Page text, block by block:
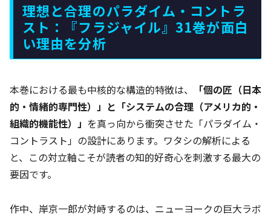
理想と合理のパラダイム・コントラ
スト：『フラジャイル』31巻が面白
い理由を分析
本巻における最も中核的な構造的特徴は、
「個の匠（日本
的・情緒的専門性）」と「システムの合理（アメリカ的・
組織的機能性）」 を真っ向から衝突させた「パラダイム・
コントラスト」の設計にあります。ワタシの解析による
と、この対立軸こそが読者の知的好奇心を刺激する最大の
要因です。
作中、岸京一郎が対峙するのは、ニューヨークの巨大ラボ